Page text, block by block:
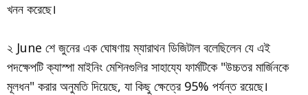
খনন করেছে।
২ June শে জুনের এক ঘোষণায় ম্যারাথন ডিজিটাল বলেছিলেন যে এই
পদক্ষেপটি ক্যাস্পা মাইনিং মেশিনগুলির সাহায্যে ফার্মটিকে "উচ্চতর মার্জিনকে
মূলধন" করার অনুমতি দিয়েছে, যা কিছু ক্ষেত্রে 95% পর্যন্ত রয়েছে।